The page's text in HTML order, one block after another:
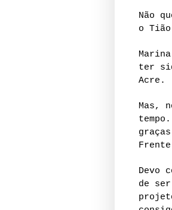
Não
o
ter
Acre.
Mas,
Devo
de